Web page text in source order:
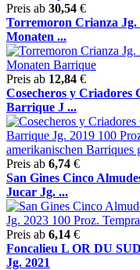
Preis ab 30,54 €
Torremoron Crianza Jg.
Monaten ...
Preis ab 12,84 €
Cosecheros y
Barrique J ...
Preis ab 6,74 €
San Gines Cinco
Jucar Jg. ...
Preis ab 6,14 €
Foncalieu L OR DU
Jg. 2021